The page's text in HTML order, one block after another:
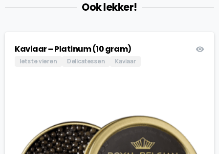
Ook lekker!
Kaviaar – Platinum (10 gram)
Iets te vieren Delicatessen Kaviaar